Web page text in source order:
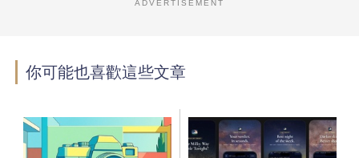
ADVERTISEMENT
你可能也喜歡這些文章